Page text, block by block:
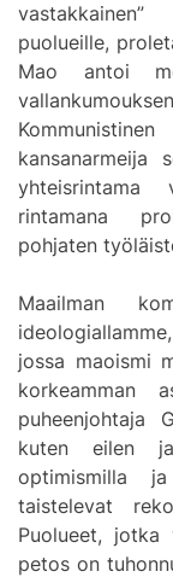
puolueille,
Mao antoi
kansanarmeija
yhteisrintama
rintamana
pohjaten
Maailman
jossa maoismi
korkeamman
puheenjohtaja
kuten eilen ja
optimismilla
taistelevat
Puolueet, jotka
petos on